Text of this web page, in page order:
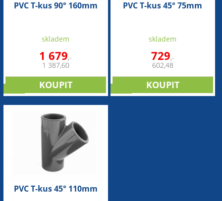
PVC T-kus 90° 160mm
skladem
1 679,-
1 387,60
PVC T-kus 45° 75mm
skladem
729,-
602,48
PVC T-kus 45° 110mm